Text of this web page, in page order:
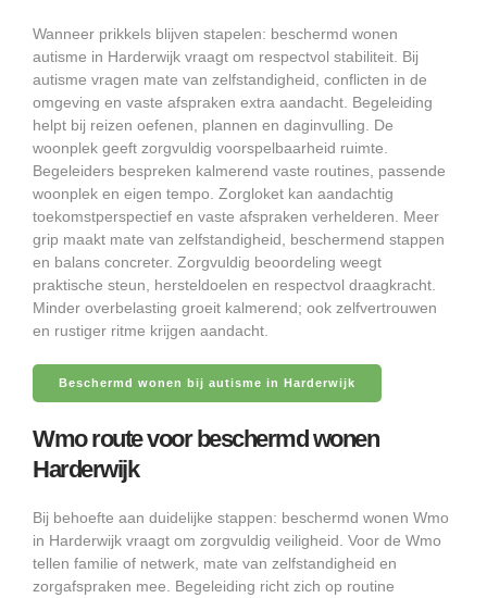
Wanneer prikkels blijven stapelen: beschermd wonen
autisme in Harderwijk vraagt om respectvol stabiliteit. Bij
autisme vragen mate van zelfstandigheid, conflicten in de
omgeving en vaste afspraken extra aandacht. Begeleiding
helpt bij reizen oefenen, plannen en daginvulling. De
woonplek geeft zorgvuldig voorspelbaarheid ruimte.
Begeleiders bespreken kalmerend vaste routines, passende
woonplek en eigen tempo. Zorgloket kan aandachtig
toekomstperspectief en vaste afspraken verhelderen. Meer
grip maakt mate van zelfstandigheid, beschermend stappen
en balans concreter. Zorgvuldig beoordeling weegt
praktische steun, hersteldoelen en respectvol draagkracht.
Minder overbelasting groeit kalmerend; ook zelfvertrouwen
en rustiger ritme krijgen aandacht.
Beschermd wonen bij autisme in Harderwijk
Wmo route voor beschermd wonen
Harderwijk
Bij behoefte aan duidelijke stappen: beschermd wonen Wmo
in Harderwijk vraagt om zorgvuldig veiligheid. Voor de Wmo
tellen familie of netwerk, mate van zelfstandigheid en
zorgafspraken mee. Begeleiding richt zich op routine